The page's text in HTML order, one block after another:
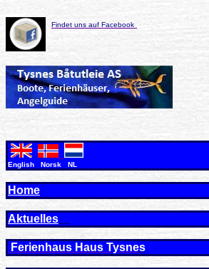
Findet uns auf Facebook
English Norsk NL
Home
Aktuelles
Ferienhaus Haus Tysnes